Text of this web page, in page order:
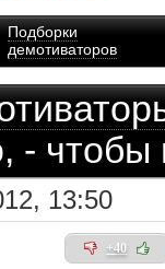
Подборки
демотиваторов
-
13:50
+40